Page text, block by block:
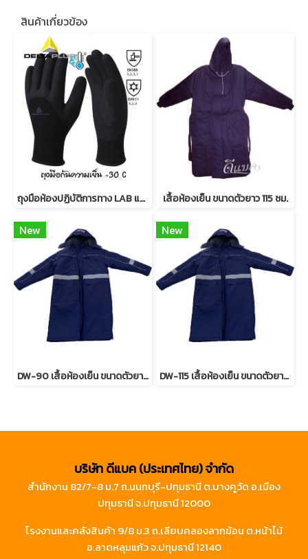
สินค้าเกี่ยวข้อง
ถุงมือห้องปฏิบัติการทาง LAB และห้องแช่แข็ง เสื้อห้องเย็น ขนาดตัวยาว 115 ซม.
New
DW-90 เสื้อห้องเย็น ขนาดตัวยาว 90 ซม.
New
DW-115 เสื้อห้องเย็น ขนาดตัวยาว 115 ซม.
บริษัท ดีแบค (ประเทศไทย) จำกัด
สำนักงาน 82/7-8 ม.7 ถ.นนทบุรี-ปทุมธานี ต.บางคูวัด อ.เมือง
ปทุมธานี จ.ปทุมธานี 12000
โรงงานและคลังสินค้า 9/8 ม.3 ถ.เลียบคลองลากฆ้อน ต.หน้าไม้
อ.ลาดหลุมแก้ว จ.ปทุมธานี 12140